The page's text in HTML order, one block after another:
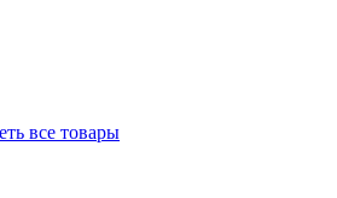
все товары